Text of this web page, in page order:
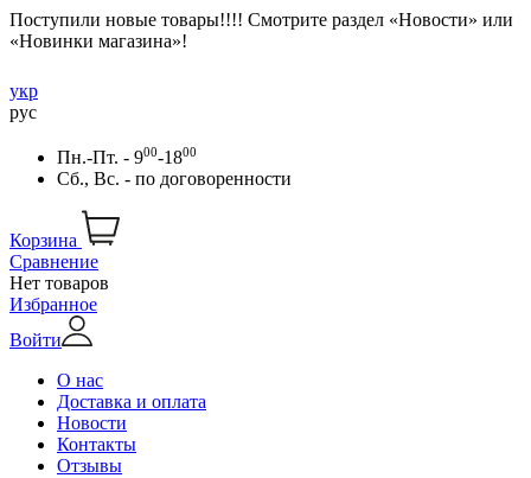
Поступили новые товары!!!! Смотрите раздел «Новости» или
«Новинки магазина»!
укр
рус
Пн.-Пт. - 900-1800
Сб., Вс. - по договоренности
Корзина
Сравнение
Нет товаров
Избранное
Войти
О нас
Доставка и оплата
Новости
Контакты
Отзывы